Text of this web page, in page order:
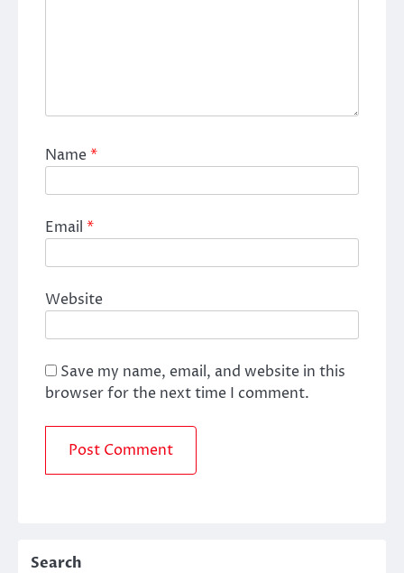
Name*
Email *
Website
Save my name, email, and website in this
browser for the next time I comment.
Search